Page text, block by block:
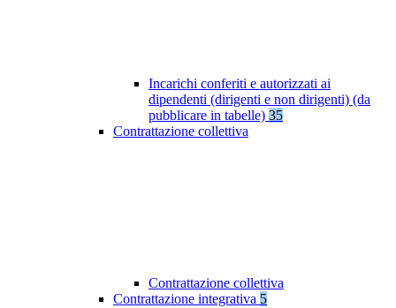
Incarichi conferiti e autorizzati ai
dipendenti (dirigenti e non dirigenti) (da
pubblicare in tabelle) 35
Contrattazione collettiva
Contrattazione collettiva
Contrattazione integrativa 5